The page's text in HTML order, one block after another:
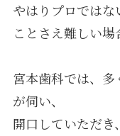
やはりプロではな
ことさえ難しい場
宮本歯科では、
が伺い、
開口していただ